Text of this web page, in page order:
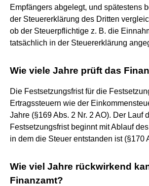
Empfängers abgelegt, und spätestens
der Steuererklärung des Dritten
ob der Steuerpflichtige z. B. die
tatsächlich in der Steuererklärung
Wie viele Jahre prüft das
Die Festsetzungsfrist für die
Ertragssteuern wie der
Jahre (§169 Abs. 2 Nr. 2 AO). Der Lauf
Festsetzungsfrist beginnt mit Ablauf
in dem die Steuer entstanden ist (§170
Wie viel Jahre rückwirkend
Finanzamt?